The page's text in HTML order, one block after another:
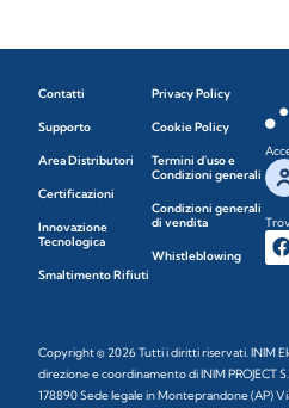
Contatti
Supporto
Area Distributori
Certificazioni
Innovazione
Tecnologica
Smaltimento Rifiuti
Privacy Policy
Cookie Policy
Termini d'uso e
Condizioni generali
Condizioni generali
di vendita
Whistleblowing
Copyright © 2026 Tutti i diritti riservati. INIM
direzione e coordinamento di INIM PROJECT
178890 Sede legale in Monteprandone (AP)